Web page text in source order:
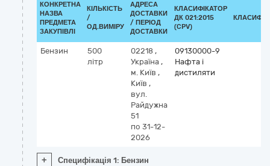
КОНКРЕТНА
НАЗВА
ПРЕДМЕТА
ЗАКУПІВЛІ
КІЛЬКІСТЬ
/
ОД.ВИМІРУ
АДРЕСА
ДОСТАВКИ
/ ПЕРІОД
ДОСТАВКИ
КЛАСИФІКАТОР
ДК 021:2015
(CPV)
Бензин
500
літр
02218 ,
Україна ,
м. Київ ,
Київ ,
вул.
Райдужна
51
по 31-12-
2026
09130000-9
Нафта і
дистиляти
+ Специфікація 1: Бензин